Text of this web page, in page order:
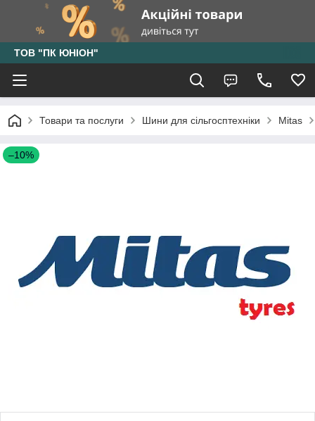
ТОВ "ПК ЮНІОН"
Товари та послуги Шини для сільгосптехніки Mitas
–10%